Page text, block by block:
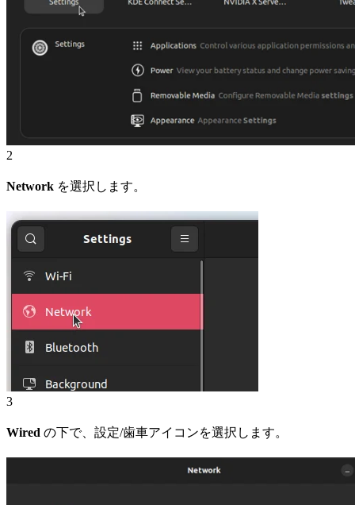
2
Network を選択します。
3
Wired の下で、設定/歯車アイコンを選択します。